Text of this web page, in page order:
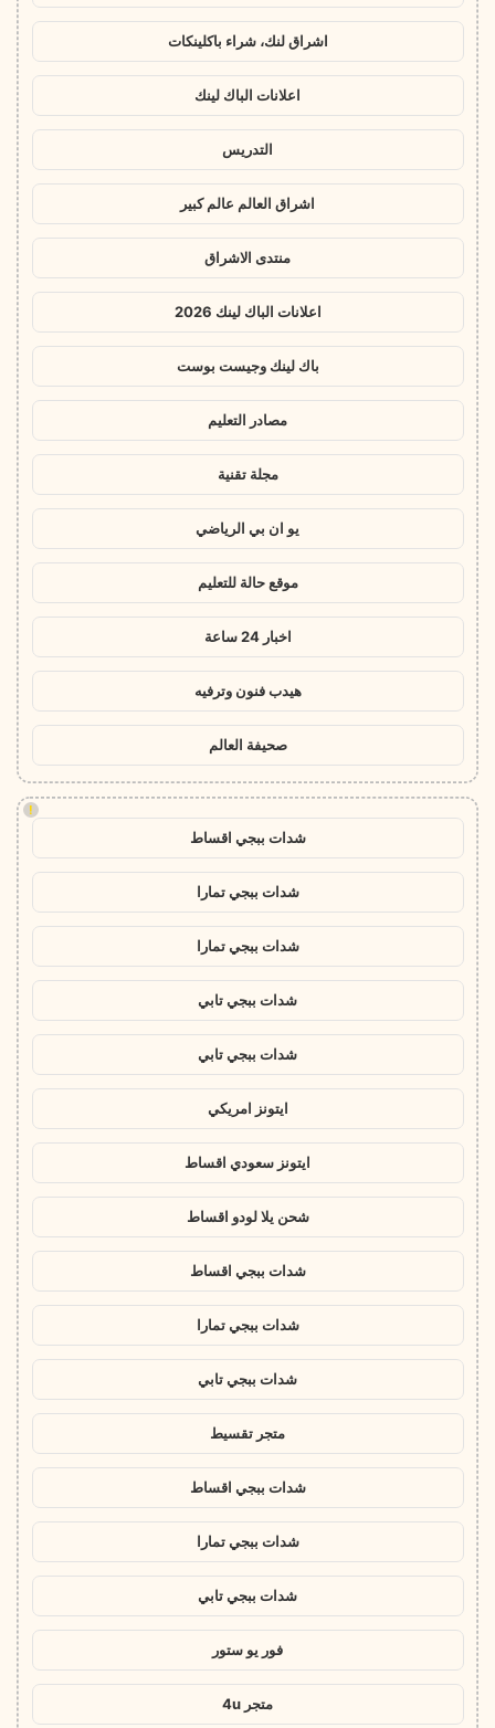
اشراق لنك، شراء باكلينكات
اعلانات الباك لينك
التدريس
اشراق العالم عالم كبير
منتدى الاشراق
اعلانات الباك لينك 2026
باك لينك وجيست بوست
مصادر التعليم
مجلة تقنية
يو ان بي الرياضي
موقع حالة للتعليم
اخبار 24 ساعة
هيدب فنون وترفيه
صحيفة العالم
!
شدات ببجي اقساط
شدات ببجي تمارا
شدات ببجي تمارا
شدات ببجي تابي
شدات ببجي تابي
ايتونز امريكي
ايتونز سعودي اقساط
شحن يلا لودو اقساط
شدات ببجي اقساط
شدات ببجي تمارا
شدات ببجي تابي
متجر تقسيط
شدات ببجي اقساط
شدات ببجي تمارا
شدات ببجي تابي
فور يو ستور
متجر 4u